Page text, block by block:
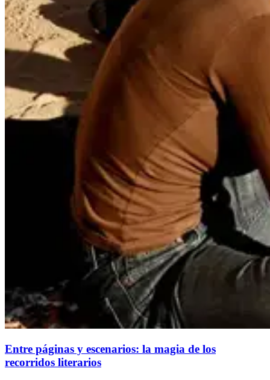
Entre páginas y escenarios: la magia de los
recorridos literarios